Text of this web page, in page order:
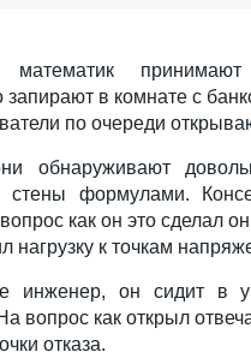
запирают в комнате с
по очереди
обнаруживают
формулами.
как он это сделал он
к точкам
инженер, он сидит в
вопрос как открыл
отказа.